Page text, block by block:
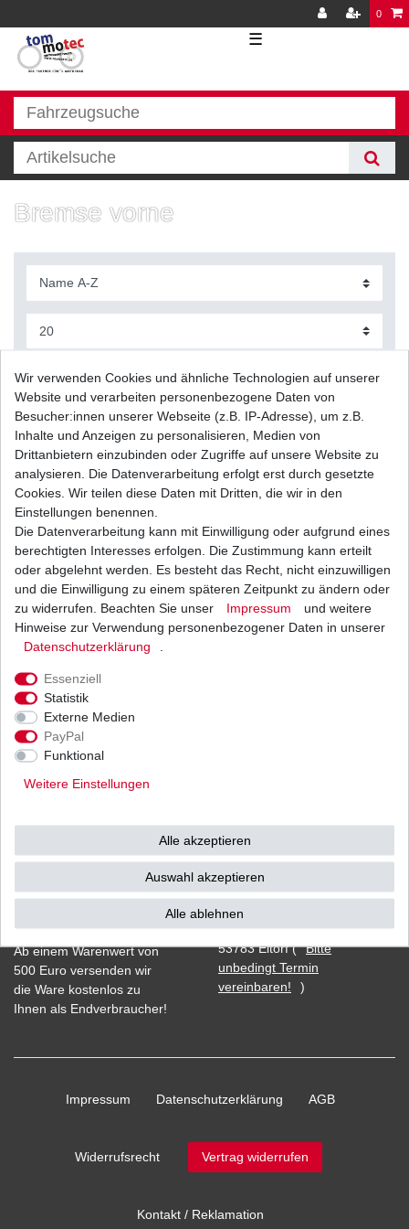
0
☰
Bremse vorne
Bremsbeläge vorne Yamaha EBC FA 199 FA199
Bremsklötze
UVP 35,22 € 24,11 € *
1 Satz
Bremsbeläge vorne Yamaha EBC FA 199 FA199
Sinter Bremsklötze
UVP 53,21 €
Ab einem Warenwert von
500 Euro versenden wir
die Ware kostenlos zu
Ihnen als Endverbraucher!
Vorkasse
Barzahlung bei Abholung in
53783 Eitorf (
Bitte
unbedingt Termin
vereinbaren!
)
Impressum Daten­schutz­erklärung AGB
Widerrufs­recht Vertrag widerrufen
Kontakt / Reklamation
Wir verwenden Cookies und ähnliche Technologien auf unserer
Website und verarbeiten personenbezogene Daten von
Besucher:innen unserer Webseite (z.B. IP-Adresse), um z.B.
Inhalte und Anzeigen zu personalisieren, Medien von
Drittanbietern einzubinden oder Zugriffe auf unsere Website zu
analysieren. Die Datenverarbeitung erfolgt erst durch gesetzte
Cookies. Wir teilen diese Daten mit Dritten, die wir in den
Einstellungen benennen.
Die Datenverarbeitung kann mit Einwilligung oder aufgrund eines
berechtigten Interesses erfolgen. Die Zustimmung kann erteilt
oder abgelehnt werden. Es besteht das Recht, nicht einzuwilligen
und die Einwilligung zu einem späteren Zeitpunkt zu ändern oder
zu widerrufen. Beachten Sie unser
Impressum
und weitere
Hinweise zur Verwendung personenbezogener Daten in unserer
Daten­schutz­erklärung
Essenziell
Statistik
Externe Medien
PayPal
Funktional
Weitere Einstellungen
Alle akzeptieren
Auswahl akzeptieren
Alle ablehnen